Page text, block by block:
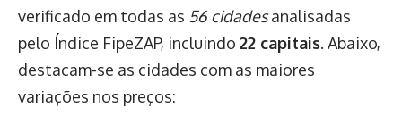
verificado em todas as 56 cidadesanalisadas
pelo Índice FipeZAP, incluindo 22 capitais. Abaixo,
destacam-se as cidades com as maiores
variações nos preços: